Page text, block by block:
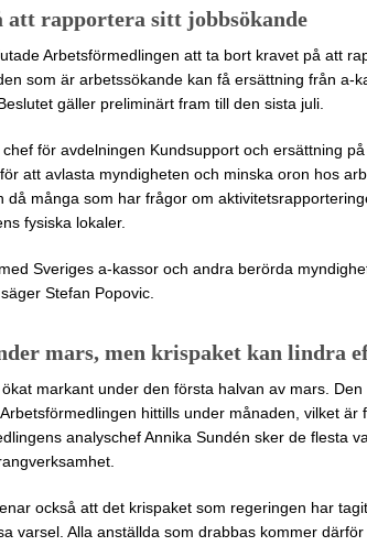
att rapportera sitt jobbsökande
Arbetsförmedlingen att ta bort kravet på att
som är arbetssökande kan få ersättning från a-
gäller preliminärt fram till den sista juli.
för avdelningen Kundsupport och ersättning
att avlasta myndigheten och minska oron hos
då många som har frågor om
fysiska lokaler.
Sveriges a-kassor och andra berörda
Stefan Popovic.
mars, men krispaket kan lindra
markant under den första halvan av mars.
hittills under månaden, vilket
analyschef Annika Sundén sker de flesta
också att det krispaket som regeringen har
varsel. Alla anställda som drabbas kommer